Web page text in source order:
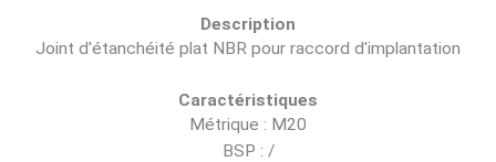
Description
Joint d'étanchéité plat NBR pour raccord d'implantation
Caractéristiques
Métrique : M20
BSP : /